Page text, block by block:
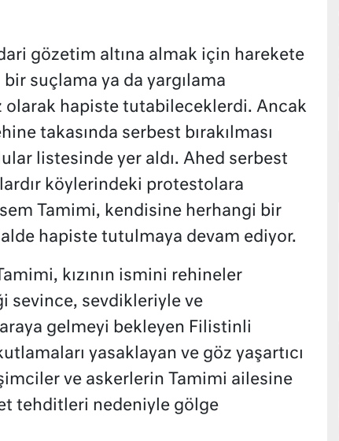
gözetim altına almak için harekete
suçlama ya da yargılama
olarak hapiste tutabileceklerdi. Ancak
takasında serbest bırakılması
listesinde yer aldı. Ahed serbest
köylerindeki protestolara
Tamimi, kendisine herhangi bir
hapiste tutulmaya devam ediyor.
kızının ismini rehineler
sevince, sevdikleriyle ve
gelmeyi bekleyen Filistinli
yasaklayan ve göz yaşartıcı
ve askerlerin Tamimi ailesine
tehditleri nedeniyle gölge